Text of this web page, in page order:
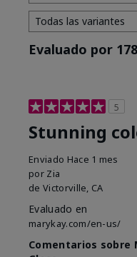
Evaluado por
5
Stunning
Enviado Hace 1 mes
por Zia
de Victorville, CA
Evaluado en
marykay.com/en-us/
Comentarios sobre